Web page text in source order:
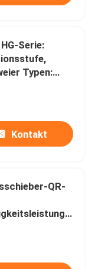
Serie:
Typen:
Kontakt
QR-